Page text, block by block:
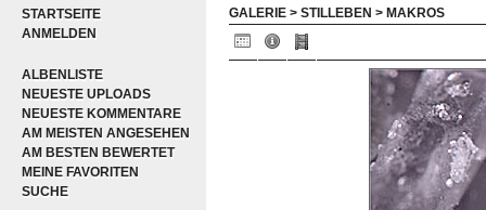
STARTSEITE
ANMELDEN
ALBENLISTE
NEUESTE UPLOADS
NEUESTE KOMMENTARE
AM MEISTEN ANGESEHEN
AM BESTEN BEWERTET
MEINE FAVORITEN
SUCHE
GALERIE > STILLEBEN > MAKROS